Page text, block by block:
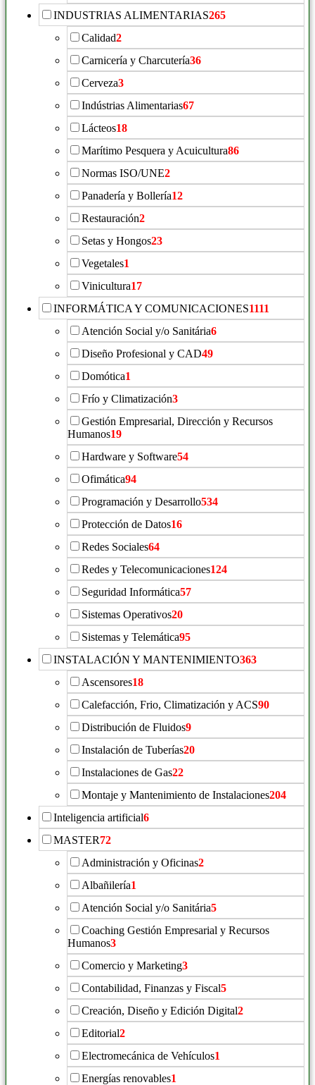
INDUSTRIAS ALIMENTARIAS265
Calidad2
Carnicería y Charcutería36
Cerveza3
Indústrias Alimentarias67
Lácteos18
Marítimo Pesquera y Acuicultura86
Normas ISO/UNE2
Panadería y Bollería12
Restauración2
Setas y Hongos23
Vegetales1
Vinicultura17
INFORMÁTICA Y COMUNICACIONES1111
Atención Social y/o Sanitária6
Diseño Profesional y CAD49
Domótica1
Frío y Climatización3
Gestión Empresarial, Dirección y Recursos
Humanos19
Hardware y Software54
Ofimática94
Programación y Desarrollo534
Protección de Datos16
Redes Sociales64
Redes y Telecomunicaciones124
Seguridad Informática57
Sistemas Operativos20
Sistemas y Telemática95
INSTALACIÓN Y MANTENIMIENTO363
Ascensores18
Calefacción, Frio, Climatización y ACS90
Distribución de Fluidos9
Instalación de Tuberías20
Instalaciones de Gas22
Montaje y Mantenimiento de Instalaciones204
Inteligencia artificial6
MASTER72
Administración y Oficinas2
Albañilería1
Atención Social y/o Sanitária5
Coaching Gestión Empresarial y Recursos
Humanos3
Comercio y Marketing3
Contabilidad, Finanzas y Fiscal5
Creación, Diseño y Edición Digital2
Editorial2
Electromecánica de Vehículos1
Energías renovables1